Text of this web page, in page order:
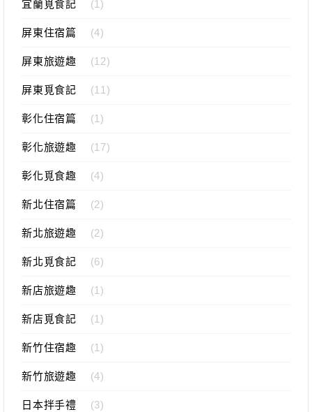
宜蘭覓食記 (1)
屏東住宿篇 (4)
屏東旅遊趣 (12)
屏東覓食記 (11)
彰化住宿篇 (1)
彰化旅遊趣 (17)
彰化覓食趣 (4)
新北住宿篇 (2)
新北旅遊趣 (2)
新北覓食記 (6)
新店旅遊趣 (1)
新店覓食記 (1)
新竹住宿趣 (1)
新竹旅遊趣 (4)
日本拌手禮 (3)